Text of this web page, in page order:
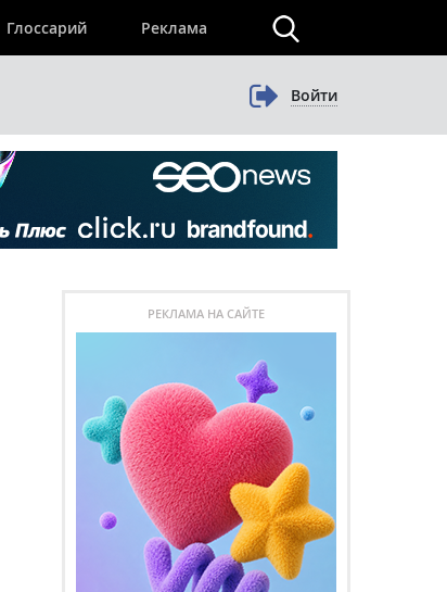
Глоссарий Реклама
Войти
РЕКЛАМА НА САЙТЕ